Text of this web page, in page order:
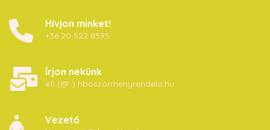
Hívjon minket!
+36 20 522 8595
Írjon nekünk
efi (@ ) hboszormenyrendelo.hu
Vezető